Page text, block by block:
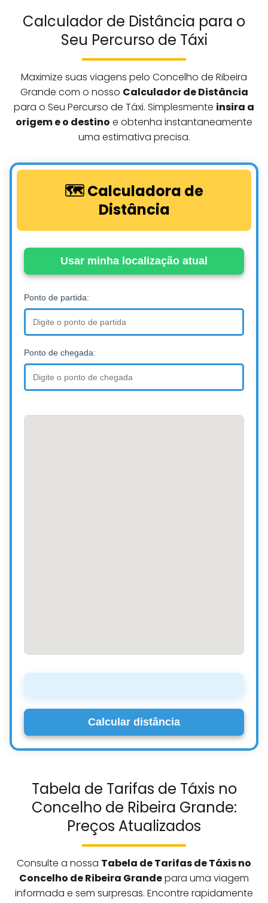
Calculador de Distância para o
Seu Percurso de Táxi
Maximize suas viagens pelo Concelho de Ribeira
Grande com o nosso Calculador de Distância
para o Seu Percurso de Táxi. Simplesmente insira a
origem e o destino e obtenha instantaneamente
uma estimativa precisa.
🗺️ Calculadora de
Distância
Usar minha localização atual
Ponto de partida:
Ponto de chegada:
Calcular distância
Tabela de Tarifas de Táxis no
Concelho de Ribeira Grande:
Preços Atualizados
Consulte a nossa Tabela de Tarifas de Táxis no
Concelho de Ribeira Grandepara uma viagem
informada e sem surpresas. Encontre rapidamente